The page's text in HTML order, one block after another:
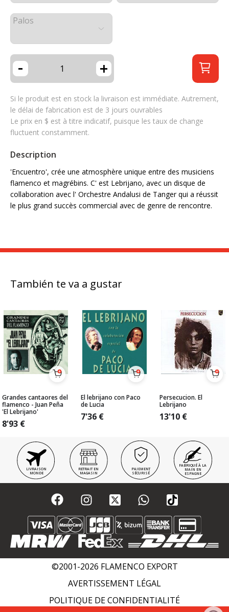
Palos
- +
Si le produit est en stock la livraison est immédiate. Autrement,
le délai de fabrication est de 3 jours ouvrables
Le prix en $ est à titre indicatif, puisque les taux de change
fluctuent constamment.
Description
'Encuentro', crée une atmosphère unique entre des musiciens
flamenco et magrébins. C' est Lebrijano, avec un disque de
collaboration avec l' Orchestre Andalusi de Tanger qui a réussit
le plus grand succès commercial avec de genre de rencontre.
También te va a gustar
Grandes cantaores del
flamenco - Juan Peña
'El Lebrijano'
8'93 €
El lebrijano con Paco
de Lucia
7'36 €
Persecucion. El
Lebrijano
13'10 €
LIVRAISON
MONDE
RETRAIT EN
MAGASIN
PAIEMENT
SÉCURISÉ
FABRIQUÉ À LA
MAIN EN
ESPAGNE
©2001-2026 FLAMENCO EXPORT
AVERTISSEMENT LÉGAL
POLITIQUE DE CONFIDENTIALITÉ